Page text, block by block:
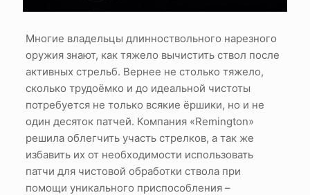
Многие владельцы длинноствольного нарезного
оружия знают, как тяжело вычистить ствол после
активных стрельб. Вернее не столько тяжело,
сколько трудоёмко и до идеальной чистоты
потребуется не только всякие ёршики, но и не
один десяток патчей. Компания «Remington»
решила облегчить участь стрелков, а так же
избавить их от необходимости использовать
патчи для чистовой обработки ствола при
помощи уникального приспособления –